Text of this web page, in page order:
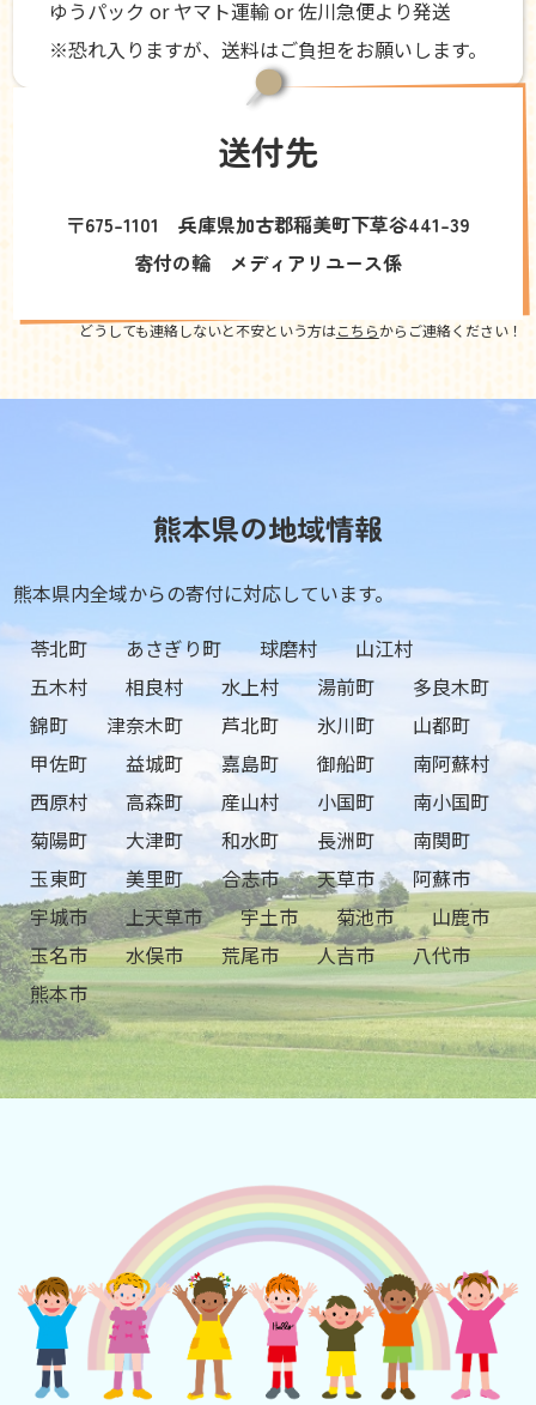
ゆうパック or ヤマト運輸 or 佐川急便より発送
※恐れ入りますが、送料はご負担をお願いします。
送付先
〒675-1101 兵庫県加古郡稲美町下草谷441-39
寄付の輪 メディアリユース係
どうしても連絡しないと不安という方はこちらからご連絡ください！
熊本県の地域情報
熊本県内全域からの寄付に対応しています。
苓北町
あさぎり町 球磨村
山江村
五木村
相良村 水上村 湯前町
多良木町
錦町
津奈木町 芦北町 氷川町
山都町
甲佐町
益城町 嘉島町 御船町
南阿蘇村
西原村
高森町 産山村 小国町
南小国町
菊陽町
大津町 和水町 長洲町
南関町
玉東町
美里町 合志市 天草市
阿蘇市
宇城市
上天草市 宇土市 菊池市
山鹿市
玉名市
水俣市 荒尾市 人吉市
八代市
熊本市